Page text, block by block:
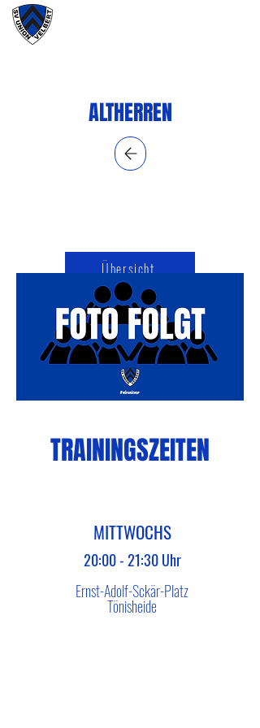
ALTHERREN
Übersicht
TRAININGSZEITEN
MITTWOCHS
20:00 - 21:30 Uhr
Ernst-Adolf-Sckär-Platz
Tönisheide